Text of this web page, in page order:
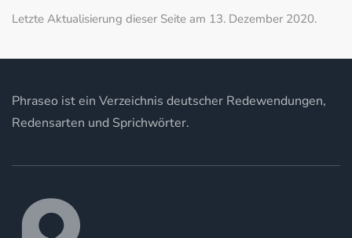
Letzte Aktualisierung dieser Seite am 13. Dezember 2020.
Phraseo ist ein Verzeichnis deutscher Redewendungen,
Redensarten und Sprichwörter.